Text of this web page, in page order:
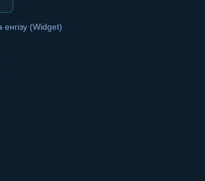
енгізу (Widget)